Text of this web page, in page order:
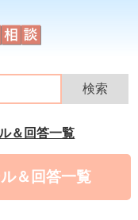
＆回答一覧
ル＆回答一覧